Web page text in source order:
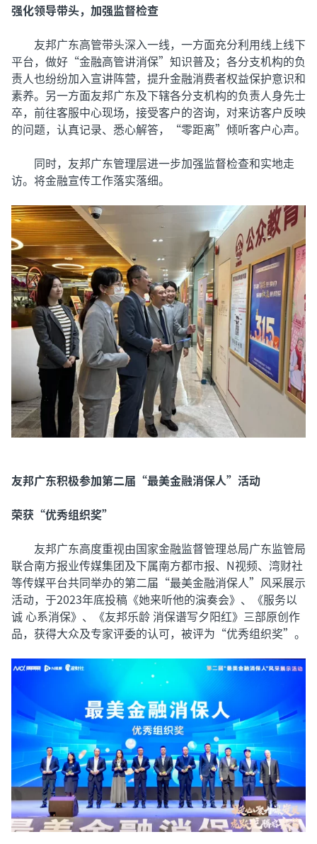
强化领导带头，加强监督检查
友邦广东高管带头深入一线，一方面充分利用线上线下
平台，做好“金融高管讲消保”知识普及；各分支机构的负
责人也纷纷加入宣讲阵营，提升金融消费者权益保护意识和
素养。另一方面友邦广东及下辖各分支机构的负责人身先士
卒，前往客服中心现场，接受客户的咨询，对来访客户反映
的问题，认真记录、悉心解答，“零距离”倾听客户心声。
同时，友邦广东管理层进一步加强监督检查和实地走
访。将金融宣传工作落实落细。
友邦广东积极参加第二届“最美金融消保人”活动
荣获“优秀组织奖”
友邦广东高度重视由国家金融监督管理总局广东监管局
联合南方报业传媒集团及下属南方都市报、N视频、湾财社
等传媒平台共同举办的第二届“最美金融消保人”风采展示
活动，于2023年底投稿《她来听他的演奏会》、《服务以
诚 心系消保》、《友邦乐龄 消保谱写夕阳红》三部原创作
品，获得大众及专家评委的认可，被评为“优秀组织奖”。